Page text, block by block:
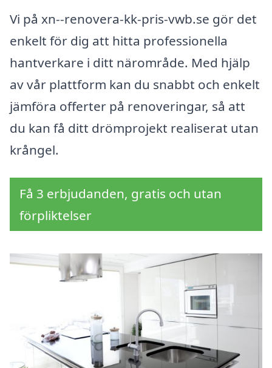
Vi på xn--renovera-kk-pris-vwb.se gör det
enkelt för dig att hitta professionella
hantverkare i ditt närområde. Med hjälp
av vår plattform kan du snabbt och enkelt
jämföra offerter på renoveringar, så att
du kan få ditt drömprojekt realiserat utan
krångel.
Få 3 erbjudanden, gratis och utan
förpliktelser